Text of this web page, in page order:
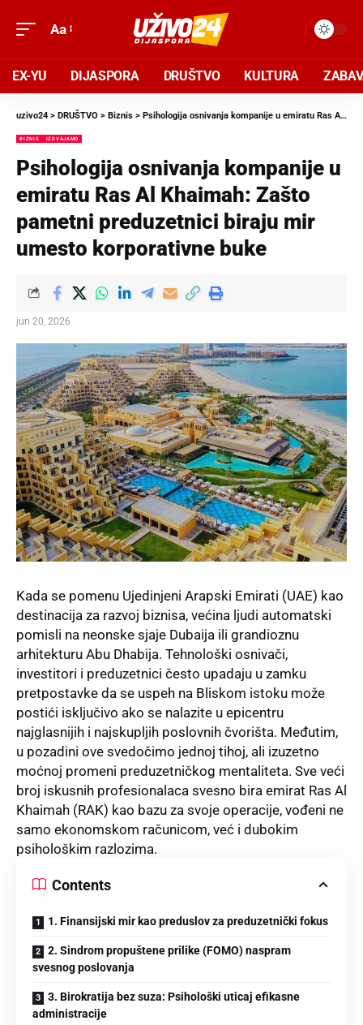
Aa
EX-YU DIJASPORA DRUŠTVO KULTURA
uzivo24 > DRUŠTVO > Biznis > Psihologija osnivanja kompanije u emiratu Ras Al Khaimah: Zašto pametni preduzetnici biraju mir umesto korporativne buke
BIZNIS IZDVAJAMO
Psihologija osnivanja kompanije u
emiratu Ras Al Khaimah: Zašto
pametni preduzetnici biraju mir
umesto korporativne buke
jun 20, 2026
Kada se pomenu Ujedinjeni Arapski Emirati (UAE) kao
destinacija za razvoj biznisa, većina ljudi automatski
pomisli na neonske sjaje Dubaija ili grandioznu
arhitekturu Abu Dhabija. Tehnološki osnivači,
investitori i preduzetnici često upadaju u zamku
pretpostavke da se uspeh na Bliskom istoku može
postići isključivo ako se nalazite u epicentru
najglasnijih i najskupljih poslovnih čvorišta. Međutim,
u pozadini ove svedočimo jednoj tihoj, ali izuzetno
moćnoj promeni preduzetničkog mentaliteta. Sve veći
broj iskusnih profesionalaca svesno bira emirat Ras Al
Khaimah (RAK) kao bazu za svoje operacije, vođeni ne
samo ekonomskom računicom, već i dubokim
psihološkim razlozima.
Contents
1. Finansijski mir kao preduslov za preduzetnički fokus
2. Sindrom propuštene prilike (FOMO) naspram
svesnog poslovanja
3. Birokratija bez suza: Psihološki uticaj efikasne
administracije